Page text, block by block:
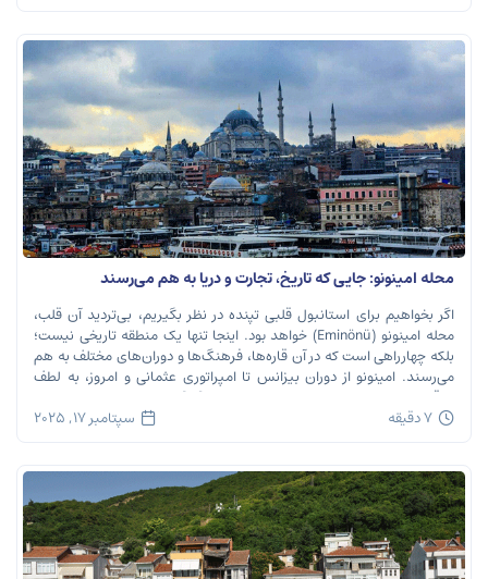
محله امینونو: جایی که تاریخ، تجارت و دریا به هم می‌رسند
اگر بخواهیم برای استانبول قلبی تپنده در نظر بگیریم، بی‌تردید آن قلب،
محله امینونو (Eminönü) خواهد بود. اینجا تنها یک منطقه تاریخی نیست؛
بلکه چهارراهی است که در آن قاره‌ها، فرهنگ‌ها و دوران‌های مختلف به هم
می‌رسند. امینونو از دوران بیزانس تا امپراتوری عثمانی و امروز، به لطف
موقعیت استراتژیک خود در دهانه خلیج شاخ […]
7 دقیقه سپتامبر 17, 2025